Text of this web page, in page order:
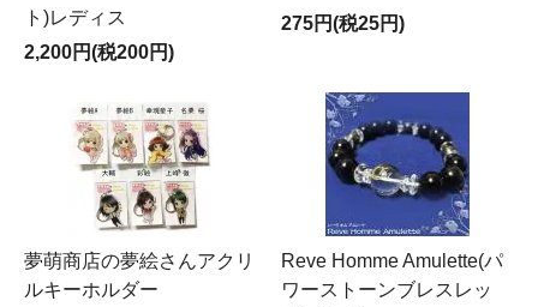
ト)レディス
2,200円(税200円)
275円(税25円)
夢萌商店の夢絵さんアクリ
ルキーホルダー
Reve Homme Amulette(パ
ワーストーンブレスレッ